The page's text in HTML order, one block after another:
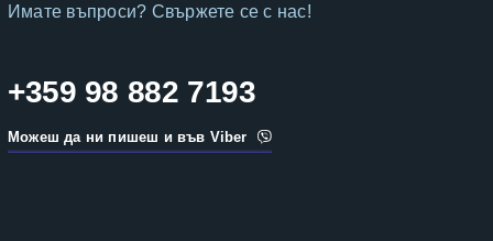
Имате въпроси? Свържете се с нас!
+359 98 882 7193
Можеш да ни пишеш и във Viber